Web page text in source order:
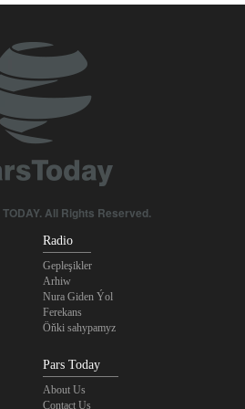
All Rights Reserved.
Radio
Gepleşikler
Arhiw
Nura Giden Ýol
Ferekans
Öňki sahypamyz
Pars Today
About Us
Contact Us